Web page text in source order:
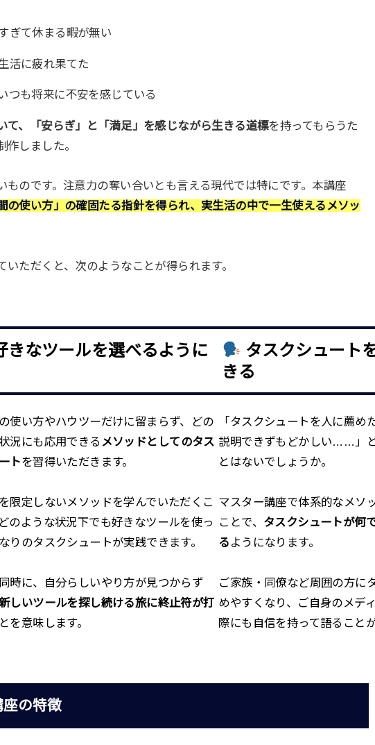
ぎて休まる暇が無い
活に疲れ果てた
つも将来に不安を感じている
て、「安らぎ」と「満足」を感じながら生きる道標を持ってもらうた
しました。
ものです。注意力の奪い合いとも言える現代では特にです。本講座
の使い方」の確固たる指針を得られ、実生活の中で一生使えるメソッ
ただくと、次のようなことが得られます。
きなツールを選べるように
使い方やハウツーだけに留まらず、どの
況にも応用できる メソッドとしてのタス
トを習得いただきます。
限定しないメソッドを学んでいただくこ
のような状況下でも好きなツールを使っ
りのタスクシュートが実践できます。
時に、自分らしいやり方が見つからず
しいツールを探し続ける旅に終止符が打
を意味します。
タスクシュート
きる
「タスクシュートを人に薦め
説明できずもどかしい……」
とはないでしょうか。
マスター講座で体系的なメソ
ことで、 タスクシュートが何
る ようになります。
ご家族・同僚など周囲の方に
めやすくなり、ご自身のメデ
際にも自信を持って語ること
の特徴